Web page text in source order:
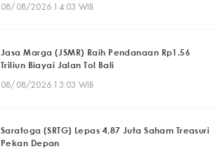
08/08/2026 14:03 WIB
Jasa Marga (JSMR) Raih Pendanaan Rp1,56
Triliun Biayai Jalan Tol Bali
08/08/2026 13:03 WIB
Saratoga (SRTG) Lepas 4,87 Juta Saham Treasuri
Pekan Depan